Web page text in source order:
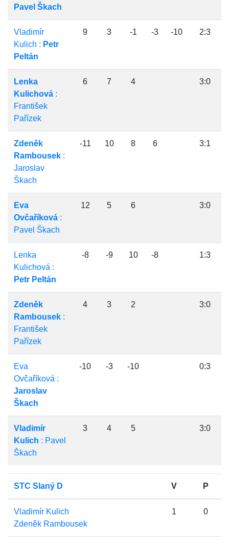
Pavel Škach
Vladimír
Kulich : Petr
Peltán
9 3 -1 -3 -10 2:3
Lenka
Kulichová :
František
Pařízek
6 7 4 3:0
Zdeněk
Rambousek :
Jaroslav
Škach
-11 10 8 6 3:1
Eva
Ovčaříková :
Pavel Škach
12 5 6 3:0
Lenka
Kulichová :
Petr Peltán
-8 -9 10 -8 1:3
Zdeněk
Rambousek :
František
Pařízek
4 3 2 3:0
Eva
Ovčaříková :
Jaroslav
Škach
-10 -3 -10 0:3
Vladimír
Kulich : Pavel
Škach
3 4 5 3:0
STC Slaný D V P
Vladimír Kulich
Zdeněk Rambousek
1 0